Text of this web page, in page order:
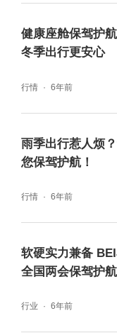
健康座舱保驾护
冬季出行更安心
行情 6年前
雨季出行惹人烦
您保驾护航！
行情 6年前
软硬实力兼备 BEIJING-EU7为
全国两会保驾护航
行业 6年前